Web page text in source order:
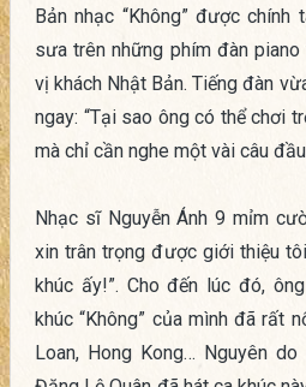
Bản nhạc “Không” được
sưa trên những phím đàn
vị khách Nhật Bản. Tiếng đàn
ngay: “Tại sao ông có thể chơi
mà chỉ cần nghe một vài câu
Nhạc sĩ Nguyễn Ánh 9 mỉm
xin trân trọng được giới thiệu
khúc ấy!”. Cho đến lúc đó,
khúc “Không” của mình đã rất
Loan, Hong Kong… Nguyên